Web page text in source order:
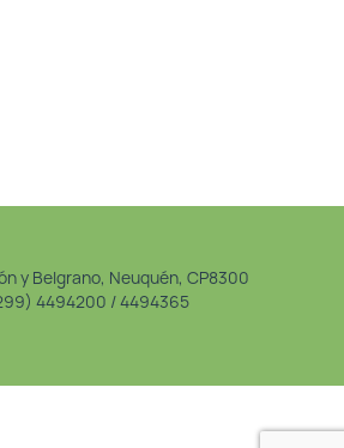
y Belgrano, Neuquén, CP8300
4494200 / 4494365